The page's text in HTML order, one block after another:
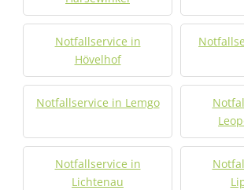
Notfallservice in
Hövelhof
Notfallservice in Lemgo
Notfallservice in
Lichtenau